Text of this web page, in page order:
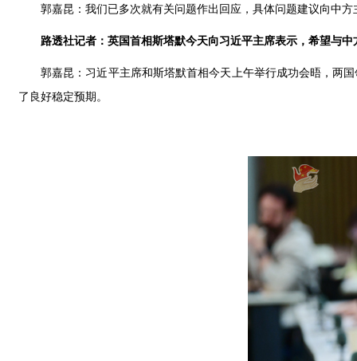
郭嘉昆：我们已多次就有关问题作出回应，具体问题建议向中
路透社记者：英国首相斯塔默今天向习近平主席表示，希望与
郭嘉昆：习近平主席和斯塔默首相今天上午举行成功会晤，两
了良好稳定预期。